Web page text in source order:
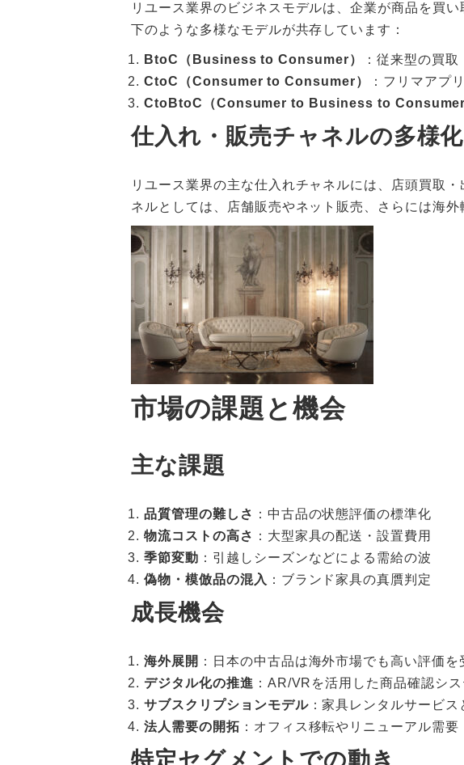
リユース業界のビジネスモデルは、企業が商品を買
下のような多様なモデルが共存しています：
BtoC（Business to Consumer）
：従来型の買
CtoC（Consumer to Consumer）
：フリマアプ
CtoBtoC（Consumer to Business to Consumer
仕入れ・販売チャネルの多様化
リユース業界の主な仕入れチャネルには、店頭買取
ネルとしては、店舗販売やネット販売、さらには海外
市場の課題と機会
主な課題
品質管理の難しさ ：中古品の状態評価の標準化
物流コストの高さ ：大型家具の配送・設置費用
季節変動 ：引越しシーズンなどによる需給の波
偽物・模倣品の混入 ：ブランド家具の真贋判定
成長機会
海外展開 ：日本の中古品は海外市場でも高い評価を
デジタル化の推進 ：AR/VRを活用した商品確認シス
サブスクリプションモデル：家具レンタルサービス
法人需要の開拓 ：オフィス移転やリニューアル需要